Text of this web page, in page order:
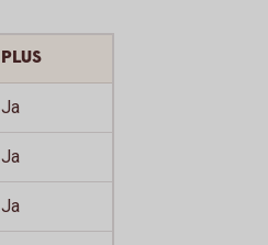
PLUS
Ja
Ja
Ja